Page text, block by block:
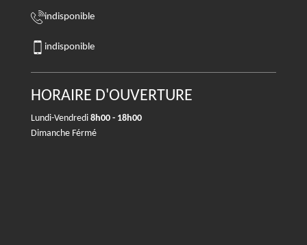
indisponible
indisponible
HORAIRE D'OUVERTURE
Lundi-Vendredi 8h00 - 18h00
Dimanche Férmé